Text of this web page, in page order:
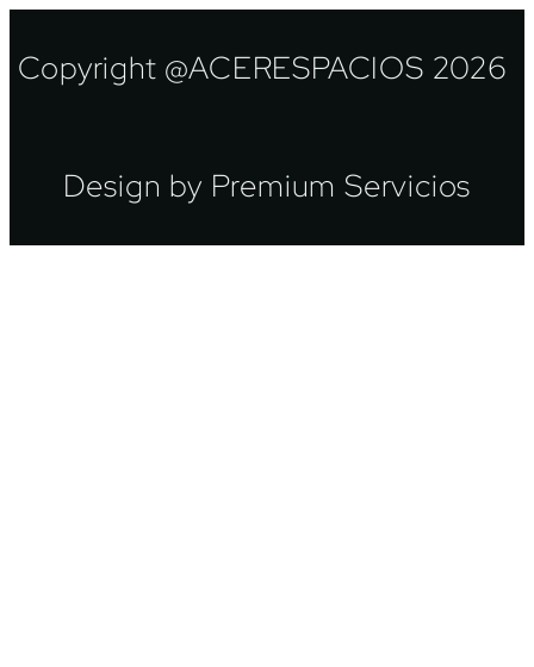
Copyright @ACERESPACIOS 2026
Design by Premium Servicios